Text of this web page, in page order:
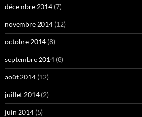
décembre 2014 (7)
novembre 2014 (12)
octobre 2014 (8)
septembre 2014 (8)
août 2014 (12)
juillet 2014 (2)
juin 2014 (5)